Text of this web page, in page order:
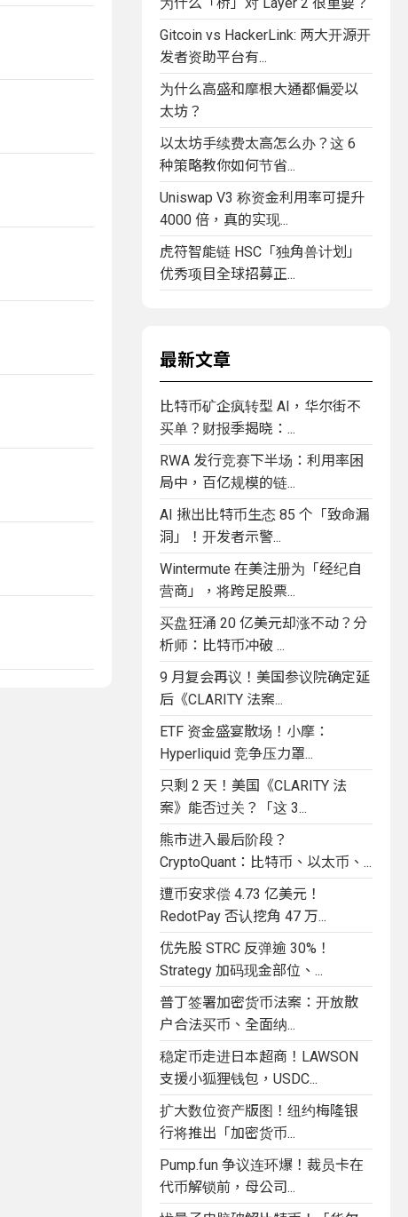
Gitcoin vs HackerLink: 两大开源开
发者资助平台有...
为什么高盛和摩根大通都偏爱以
太坊？
以太坊手续费太高怎么办？这 6
种策略教你如何节省...
Uniswap V3 称资金利用率可提升
4000 倍，真的实现...
虎符智能链 HSC「独角兽计划」
优秀项目全球招募正...
最新文章
比特币矿企疯转型 AI，华尔街不
买单？财报季揭晓：...
RWA 发行竞赛下半场：利用率困
局中，百亿规模的链...
AI 揪出比特币生态 85 个「致命漏
洞」！开发者示警...
Wintermute 在美注册为「经纪自
营商」，将跨足股票...
买盘狂涌 20 亿美元却涨不动？分
析师：比特币冲破 ...
9 月复会再议！美国参议院确定延
后《CLARITY 法案...
ETF 资金盛宴散场！小摩：
Hyperliquid 竞争压力罩...
只剩 2 天！美国《CLARITY 法
案》能否过关？「这 3...
熊市进入最后阶段？
CryptoQuant：比特币、以太币、...
遭币安求偿 4.73 亿美元！
RedotPay 否认挖角 47 万...
优先股 STRC 反弹逾 30%！
Strategy 加码现金部位、...
普丁签署加密货币法案：开放散
户合法买币、全面纳...
稳定币走进日本超商！LAWSON
支援小狐狸钱包，USDC...
扩大数位资产版图！纽约梅隆银
行将推出「加密货币...
Pump.fun 争议连环爆！裁员卡在
代币解锁前，母公司...